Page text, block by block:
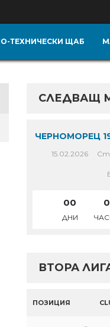
ТЕХНИЧЕСКИ ЩАБ
СЛЕДВАЩ
ЧЕРНОМОРЕЦ
15.02.2026
00
ДНИ
ВТОРА
ПОЗИЦИЯ